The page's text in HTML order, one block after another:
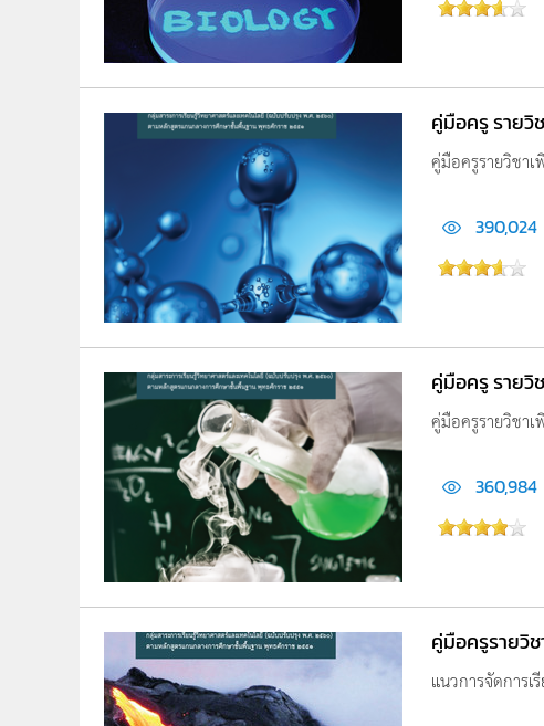
คู่มือครู รายวิ
คู่มือครูรายวิชา
390,024
คู่มือครู รายวิ
คู่มือครูรายวิชา
360,984
คู่มือครูรายวิ
แนวการจัดการ